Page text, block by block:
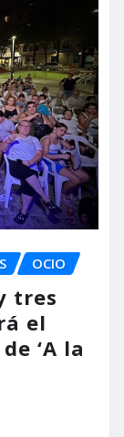
OCIO
tres
el
‘A la